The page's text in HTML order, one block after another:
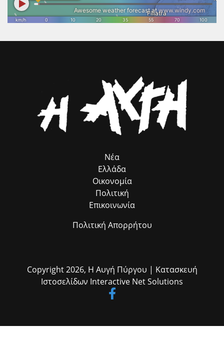
σύμβουλος προσέλκυσης πόρων, χωρίς να επιβαρύνει ούτε με ένα
ευρώ τον Δήμο μας. Παράλληλα, εκφράζω τις θερμές μου ευχαριστίες
στον αρμόδιο Αντιδήμαρχο κ. Ηλία Ευσταθόπουλο για τον
Ανδριοπούλου, καθώς και τον άμισθο σύμβουλό μου για θέματα
σκέψης, αποτελώντας την καλύτερη διέξοδο, ιδίως για τους νέους.
Νέα
Ελλάδα
Οικονομία
Πολιτική
Επικοινωνία
Πολιτική Απορρήτου
Copyright 2026, Η Αυγή Πύργου | Κατασκευή
Ιστοσελίδων Interactive Net Solutions